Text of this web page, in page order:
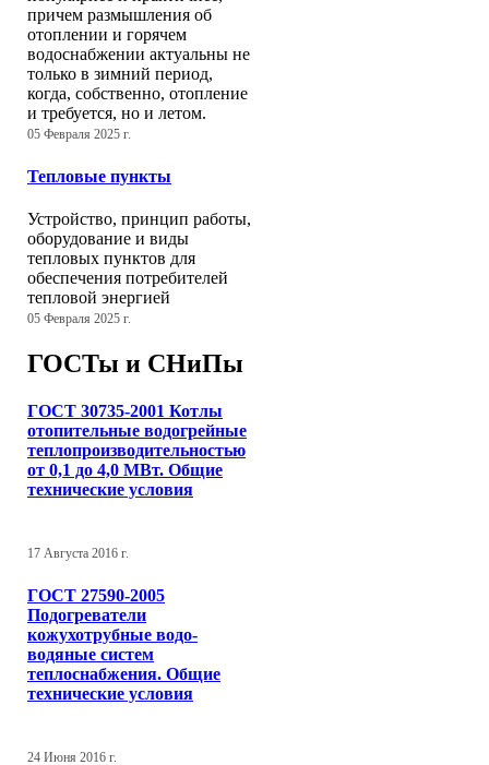
причем размышления об
отоплении и горячем
водоснабжении актуальны не
только в зимний период,
когда, собственно, отопление
и требуется, но и летом.
05 Февраля 2025 г.
Тепловые пункты
Устройство, принцип работы,
оборудование и виды
тепловых пунктов для
обеспечения потребителей
тепловой энергией
05 Февраля 2025 г.
ГОСТы и СНиПы
ГОСТ 30735-2001 Котлы
отопительные водогрейные
теплопроизводительностью
от 0,1 до 4,0 МВт. Общие
технические условия
17 Августа 2016 г.
ГОСТ 27590-2005
Подогреватели
кожухотрубные водо-
водяные систем
теплоснабжения. Общие
технические условия
24 Июня 2016 г.